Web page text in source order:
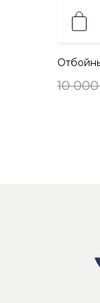
10